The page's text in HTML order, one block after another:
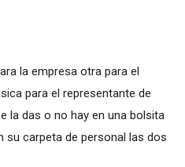
la empresa otra para el
para el representante de
la das o no hay en una bolsita
su carpeta de personal las dos